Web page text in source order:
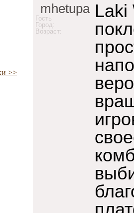
>>
mhetupa
Гость
Город:
Возраст:
Laki